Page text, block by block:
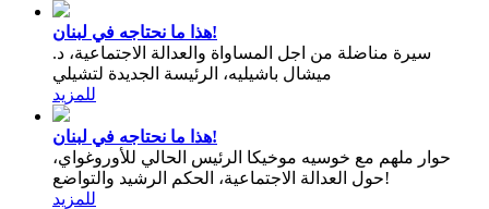
هذا ما نحتاجه في لبنان!
سيرة مناضلة من اجل المساواة والعدالة الاجتماعية، د.
ميشال باشيليه، الرئيسة الجديدة لتشيلي
للمزيد
هذا ما نحتاجه في لبنان!
حوار ملهم مع خوسيه موخيكا الرئيس الحالي للأوروغواي،
حول العدالة الاجتماعية، الحكم الرشيد والتواضع!
للمزيد